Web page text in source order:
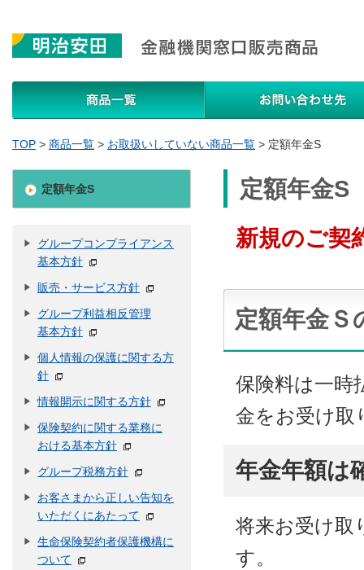
TOP > 商品一覧 > お取扱いしていない商品一覧 > 定額年金S
定額年金S
新規のご契
定額年金Ｓ
保険料は一時
金をお受け取
年金年額は
将来お受け取
す。
定額年金S
グループコンプライアンス
基本方針
販売・サービス方針
グループ利益相反管理
基本方針
個人情報の保護に関する方
針
情報開示に関する方針
保険契約に関する業務に
おける基本方針
グループ税務方針
お客さまから正しい告知を
いただくにあたって
生命保険契約者保護機構に
ついて